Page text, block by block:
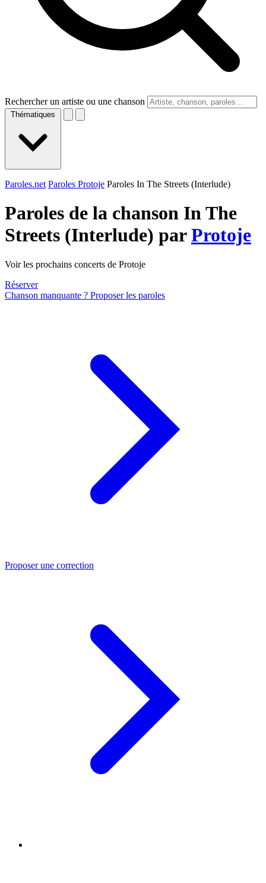
Rechercher un artiste ou une chanson
Thématiques
Paroles.net Paroles Protoje Paroles In The Streets (Interlude)
Paroles de la chanson In The
Streets (Interlude) parProtoje
Voir les prochains concerts de Protoje
Réserver
Chanson manquante ? Proposer les paroles
Proposer une correction